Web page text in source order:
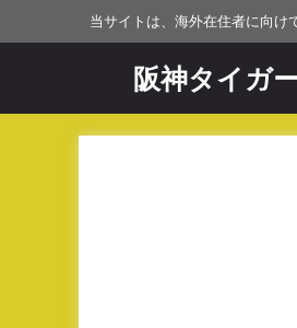
ン
ツ
当サイトは、海外在住者に向け
阪神タイガ